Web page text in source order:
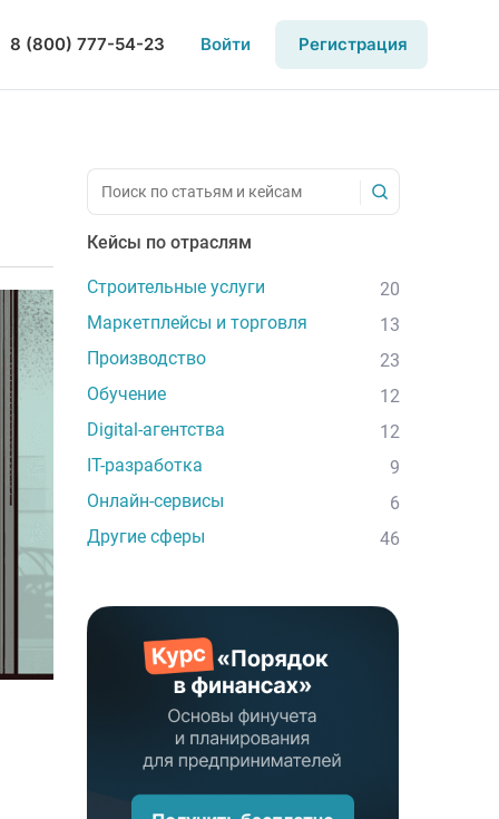
8 (800) 777-54-23 Войти Регистрация
Кейсы по отраслям
Строительные услуги
20
Маркетплейсы и торговля
13
Производство
23
Обучение
12
Digital-агентства
12
IT-разработка
9
Онлайн-сервисы
6
Другие сферы
46